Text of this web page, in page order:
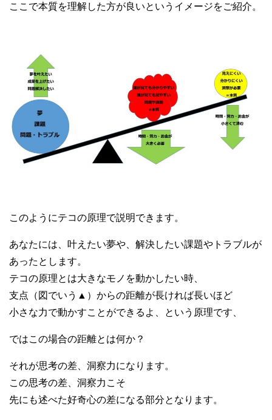
ここで本質を理解した方が良いというイメージをご紹介。
このようにテコの原理で説明できます。
あなたには、叶えたい夢や、解決したい課題やトラブルが
あったとします。
テコの原理とは大きなモノを動かしたい時、
支点（図でいう▲）からの距離が長ければ長いほど
小さな力で動かすことができるよ、という原理です、
ではこの場合の距離とは何か？
それが思考の差、洞察力になります。
この思考の差、洞察力こそ
先にも述べた好奇心の差になる部分となります。